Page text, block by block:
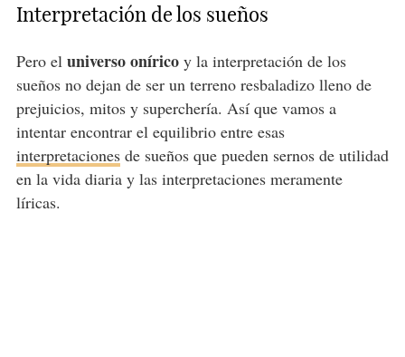
Interpretación de los sueños
Pero el universo oníricoy la interpretación de los
sueños no dejan de ser un terreno resbaladizo lleno de
prejuicios, mitos y superchería. Así que vamos a
intentar encontrar el equilibrio entre esas
interpretacionesde sueños que pueden sernos de utilidad
en la vida diaria y las interpretaciones meramente
líricas.